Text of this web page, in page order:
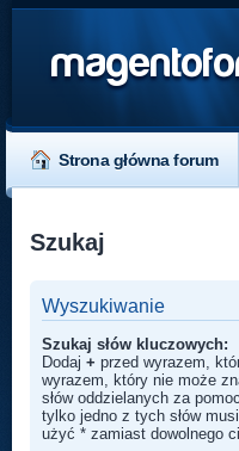
Strona główna forum
Szukaj
Wyszukiwanie
Szukaj słów kluczowych:
Dodaj + przed wyrazem,
wyrazem, który nie może
słów oddzielanych za
tylko jedno z tych słów
użyć * zamiast dowolnego